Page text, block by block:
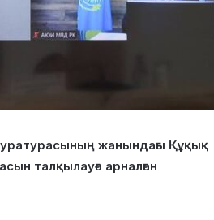
жанындағы Құқық
талқылауға арналған